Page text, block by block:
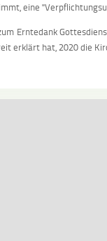
eine
Erntedank
erklärt hat, 2020 die